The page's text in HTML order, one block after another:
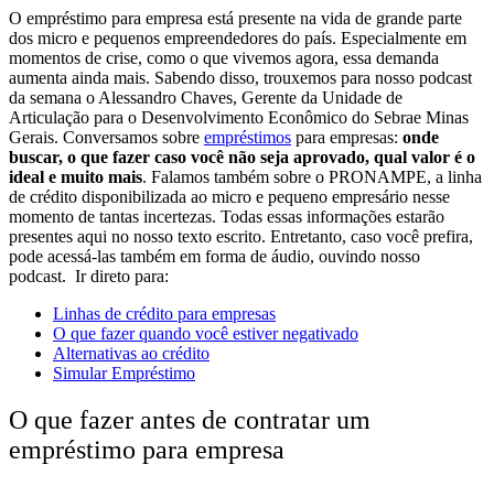
O empréstimo para empresa está presente na vida de grande parte
dos micro e pequenos empreendedores do país. Especialmente em
momentos de crise, como o que vivemos agora, essa demanda
aumenta ainda mais. Sabendo disso, trouxemos para nosso podcast
da semana o Alessandro Chaves, Gerente da Unidade de
Articulação para o Desenvolvimento Econômico do Sebrae Minas
Gerais. Conversamos sobre empréstimos para empresas: onde
buscar, o que fazer caso você não seja aprovado, qual valor é o
ideal e muito mais. Falamos também sobre o PRONAMPE, a linha
de crédito disponibilizada ao micro e pequeno empresário nesse
momento de tantas incertezas. Todas essas informações estarão
presentes aqui no nosso texto escrito. Entretanto, caso você prefira,
pode acessá-las também em forma de áudio, ouvindo nosso
podcast. Ir direto para:
Linhas de crédito para empresas
O que fazer quando você estiver negativado
Alternativas ao crédito
Simular Empréstimo
O que fazer antes de contratar um
empréstimo para empresa